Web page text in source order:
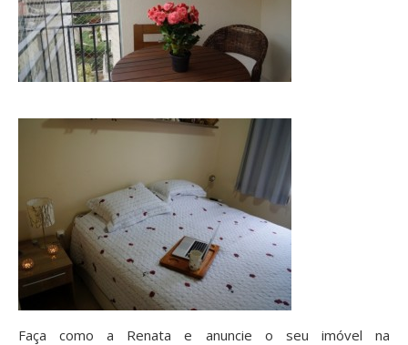
Faça como a Renata e anuncie o seu imóvel na